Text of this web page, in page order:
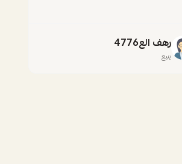
رهف الع4776
ينبع